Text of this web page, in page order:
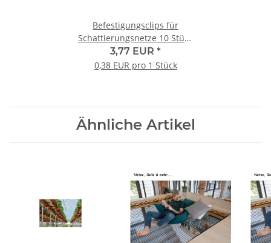
Befestigungsclips für
Schattierungsnetze 10 Stück
im Beutel
3,77 EUR *
0,38 EUR pro 1 Stück
Ähnliche Artikel